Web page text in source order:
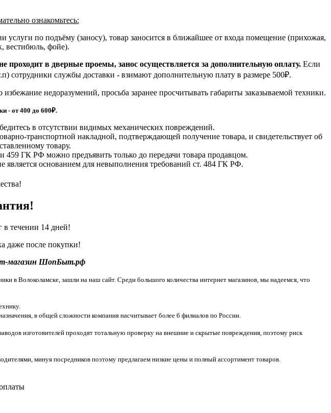
ознакомьтесь:
по подъёму (заносу), товар заносится в ближайшее от входа помещение (прихожая,
вестибюль, фойе).
проходит в дверные проемы, занос осуществляется за дополнительную оплату. Если
сотрудники службы доставки - взимают дополнительную плату в размере 500₽.
недоразумений, просьба заранее просчитывать габариты заказываемой техники.
- от 400 до 600₽.
в отсутствии видимых механических повреждений.
транспортной накладной, подтверждающей получение товара, и свидетельствует об
товару.
459 ГК РФ можно предъявить только до передачи товара продавцом.
является основанием для невыполнения требований ст. 484 ГК РФ.
в течении 14 дней!
даже после покупки!
магазин ШопБыт.рф
в Волоколамске, зашли на наш сайт. Среди большого количества интернет магазинов, мы надеемся, что
в общей сложности компания насчитывает более 6 филиалов по России.
изготовителей проходят тотальную проверку на внешние и скрытые повреждения, поэтому риск
минуя посредников поэтому предлагаем низкие цены и полный ассортимент товаров.